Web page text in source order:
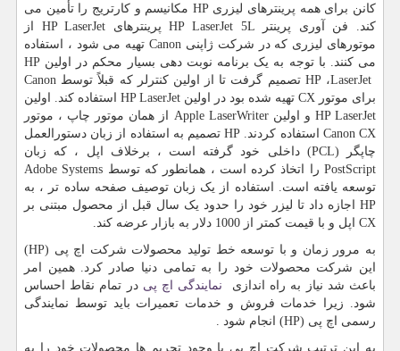
کانن برای همه پرینترهای لیزریHP مکانیسم و کارتریج را تأمین می
کند. فن آوری پرینتر HP LaserJet 5Lپرینترهای HP LaserJet از
موتورهای لیزری که در شرکت ژاپنی Canonتهیه می شود ، استفاده
می کنند. با توجه به یک برنامه نوبت دهی بسیار محکم در اولین HP
LaserJet،HP تصمیم گرفت تا از اولین کنترلر که قبلاً توسط Canon
برای موتور CX تهیه شده بود در اولین HP LaserJet استفاده کند. اولین
HP LaserJet و اولینApple LaserWriter از همان موتور چاپ ، موتور
Canon CX استفاده کردند. HPتصمیم به استفاده از زبان دستورالعمل
چاپگر (PCL) داخلی خود گرفته است ، برخلاف اپل ، که زبان
PostScriptرا اتخاذ کرده است ، همانطور که توسط Adobe Systems
توسعه یافته است. استفاده از یک زبان توصیف صفحه ساده تر ، به
HP اجازه داد تا لیزر خود را حدود یک سال قبل از محصول مبتنی بر
CX اپل و با قیمت کمتر از 1000 دلار به بازار عرضه کند.
به مرور زمان و با توسعه خط تولید محصولات شرکت اچ پی (HP
)
این شرکت محصولات خود را به تمامی دنیا صادر کرد. همین امر
باعث شد نیاز به راه اندازی نمایندگی اچ پی در تمام نقاط احساس
شود. زیرا خدمات فروش و خدمات تعمیرات باید توسط نمایندگی
رسمی اچ پی (HP) انجام شود .
به این ترتیب شرکت اچ پی با وجود تحریم ها محصولات خود را به